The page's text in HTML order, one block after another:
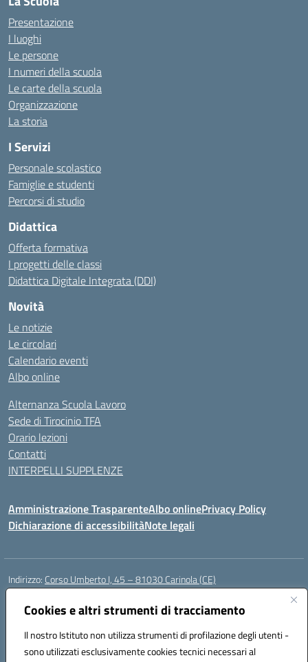
Cookies e altri strumenti di tracciamento
Il nostro Istituto non utilizza strumenti di profilazione degli utenti -
sono utilizzati esclusivamente cookies tecnici necessari al
Presentazione
I luoghi
Le persone
I numeri della scuola
Le carte della scuola
Organizzazione
La storia
I Servizi
Personale scolastico
Famiglie e studenti
Percorsi di studio
Didattica
Offerta formativa
I progetti delle classi
Didattica Digitale Integrata (DDI)
Novità
Le notizie
Le circolari
Calendario eventi
Albo online
Alternanza Scuola Lavoro
Sede di Tirocinio TFA
Orario lezioni
Contatti
INTERPELLI SUPPLENZE
Amministrazione TrasparenteAlbo onlinePrivacy Policy
Dichiarazione di accessibilitàNote legali
Indirizzo: Corso Umberto I, 45 – 81030 Carinola (CE)
Centralino:
Posta elettronica certificata (PEC):ceic88700p@pec.istruzione.it
Codice fiscale: 95014250617
Codice meccanografico:CEIC88700P